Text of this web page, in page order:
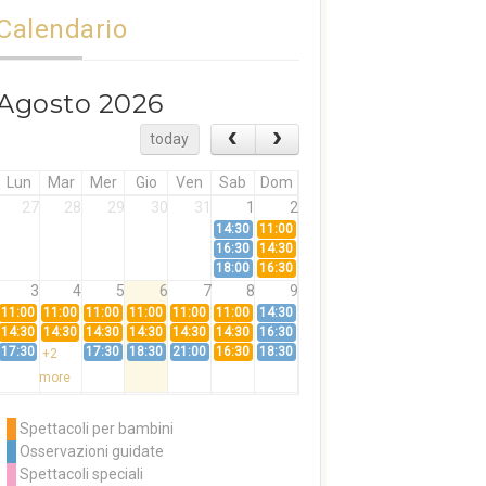
2026
today
Lun Mar Mer Gio Ven Sab
Dom
27
28 29 30 31 1 2
14:30
11:00
16:30
14:30
18:00
16:30
3 4 5 6 7 8 9
11:00 11:00 11:00 11:00 11:00 11:00
14:30
14:30 14:30 14:30 14:30 14:30 14:30
16:30
17:30 +2
more
17:30 18:30 21:00 16:30 18:30
11:00
14:30
+3
Spettacoli per bambini
Osservazioni guidate
Spettacoli speciali